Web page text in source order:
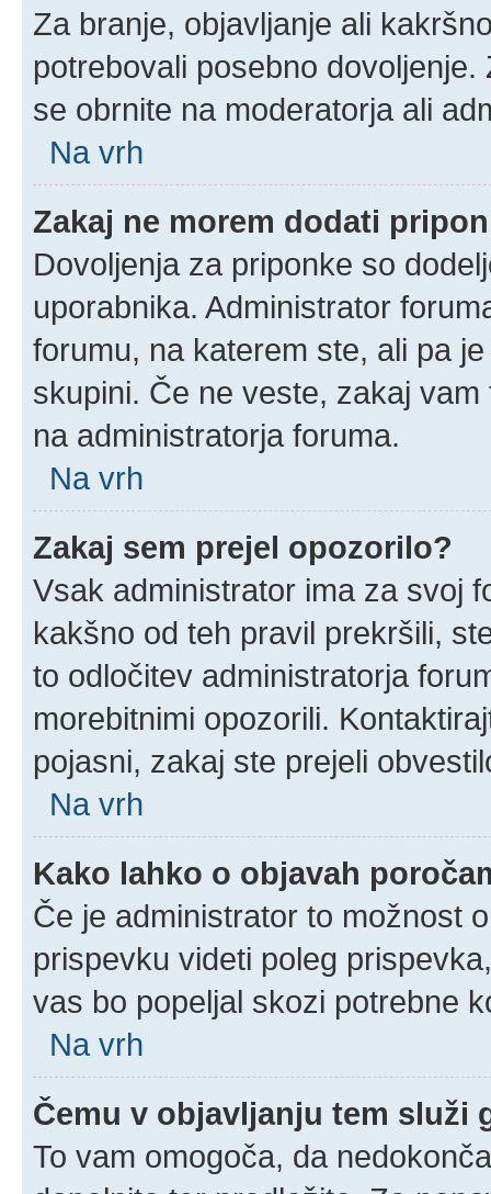
Za branje, objavljanje ali
potrebovali posebno
se obrnite na moderatorja ali
Na vrh
Zakaj ne morem dodati
Dovoljenja za priponke so
uporabnika. Administrator
forumu, na katerem ste, ali pa
skupini. Če ne veste, zakaj
na administratorja foruma.
Na vrh
Zakaj sem prejel opozorilo?
Vsak administrator ima za svoj
kakšno od teh pravil prekršili,
to odločitev administratorja
morebitnimi opozorili.
pojasni, zakaj ste prejeli
Na vrh
Kako lahko o objavah
Če je administrator to možnost
prispevku videti poleg
vas bo popeljal skozi potrebne
Na vrh
Čemu v objavljanju tem služi
To vam omogoča, da